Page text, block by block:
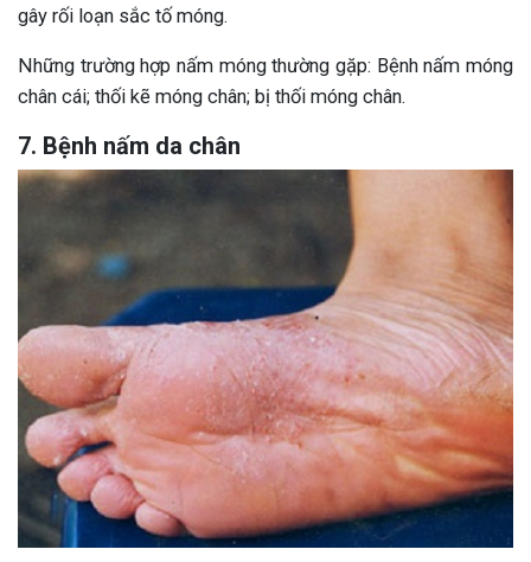
gây rối loạn sắc tố móng.
Những trường hợp nấm móng thường gặp: Bệnh nấm móng
chân cái; thối kẽ móng chân; bị thối móng chân.
7. Bệnh nấm da chân